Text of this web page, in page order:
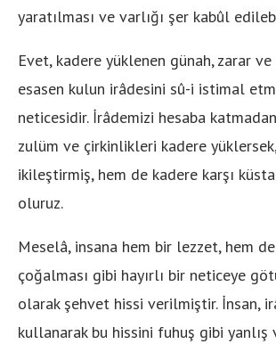
yaratılması ve varlığı şer kabûl
Evet, kadere yüklenen günah, zarar
esasen kulun irâdesini sû-i istimal
neticesidir. İrâdemizi hesaba
zulüm ve çirkinlikleri kadere
ikileştirmiş, hem de kadere karşı
oluruz.
Meselâ, insana hem bir lezzet, hem
çoğalması gibi hayırlı bir neticeye
olarak şehvet hissi verilmiştir. İnsan,
kullanarak bu hissini fuhuş gibi yanlış